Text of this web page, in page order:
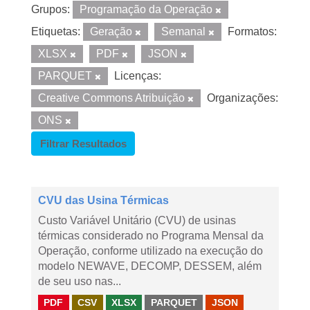
Grupos:
Programação da Operação
Etiquetas:
Geração Semanal
Formatos:
XLSX
PDF
JSON
PARQUET
Licenças:
Creative Commons Atribuição
Organizações:
ONS
Filtrar Resultados
CVU das Usina Térmicas
Custo Variável Unitário (CVU) de usinas
térmicas considerado no Programa Mensal da
Operação, conforme utilizado na execução do
modelo NEWAVE, DECOMP, DESSEM, além
de seu uso nas...
PDF CSV XLSX PARQUET JSON